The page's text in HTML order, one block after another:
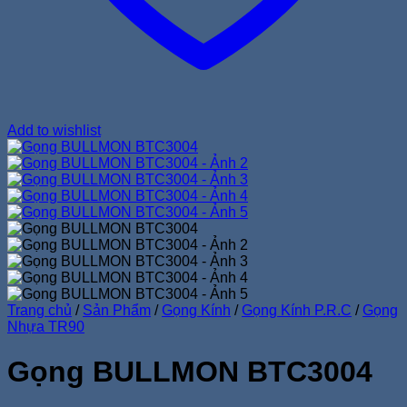
Add to wishlist
Trang chủ / Sản Phẩm / Gọng Kính / Gọng Kính P.R.C / Gọng
Nhựa TR90
Gọng BULLMON BTC3004